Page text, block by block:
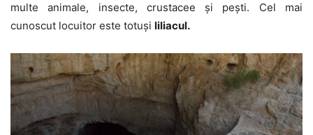
multe animale, insecte, crustacee și pești. Cel mai
cunoscut locuitor este totuși liliacul.